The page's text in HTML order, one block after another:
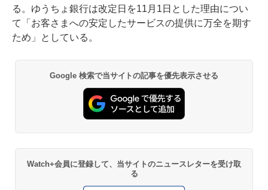
る。ゆうちょ銀行は改定日を11月1日とした理由につい
て「お客さまへの安定したサービスの提供に万全を期す
ため」としている。
Google 検索で当サイトの記事を優先表示させる
Watch+会員に登録して、当サイトのニュースレターを受け取
る